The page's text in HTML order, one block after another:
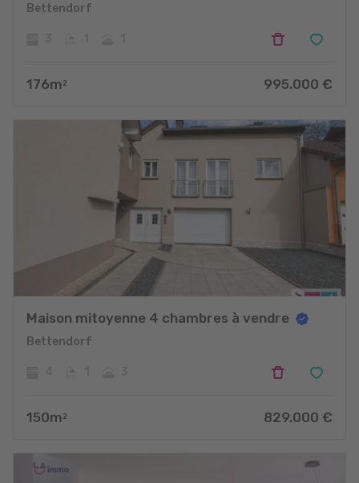
Bettendorf
176m 2 995.000 €
Maison mitoyenne 4 chambres à vendre
Bettendorf
150m 2 829.000 €